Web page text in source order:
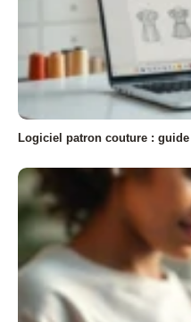
Logiciel patron couture :